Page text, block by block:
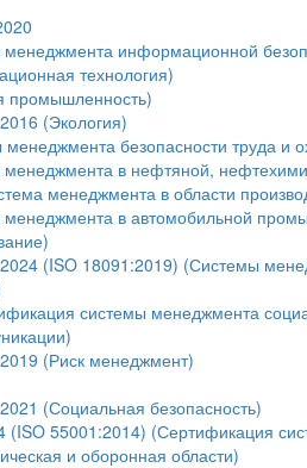
информационной
технология)
промышленность)
(Экология)
безопасности труда и
в нефтяной,
менеджмента в области
в автомобильной
(ISO 18091:2019) (Системы
системы менеджмента
(Риск менеджмент)
(Социальная безопасность)
55001:2014) (Сертификация
и оборонная области)